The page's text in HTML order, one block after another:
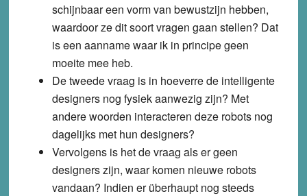
schijnbaar een vorm van bewustzijn hebben,
waardoor ze dit soort vragen gaan stellen? Dat
is een aanname waar ik in principe geen
moeite mee heb.
De tweede vraag is in hoeverre de intelligente
designers nog fysiek aanwezig zijn? Met
andere woorden interacteren deze robots nog
dagelijks met hun designers?
Vervolgens is het de vraag als er geen
designers zijn, waar komen nieuwe robots
vandaan? Indien er überhaupt nog steeds